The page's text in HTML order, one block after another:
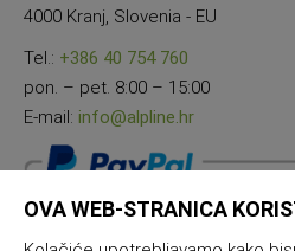
4000 Kranj, Slovenia - EU
Tel.: +386 40 754 760
pon. – pet. 8:00 – 15:00
E-mail: info@alpline.hr
OVA WEB-STRANICA